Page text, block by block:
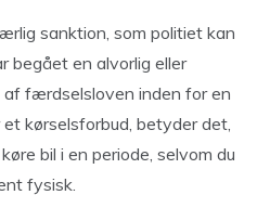
sanktion, som politiet kan
begået en alvorlig eller
færdselsloven inden for en
kørselsforbud, betyder det,
bil i en periode, selvom du
fysisk.